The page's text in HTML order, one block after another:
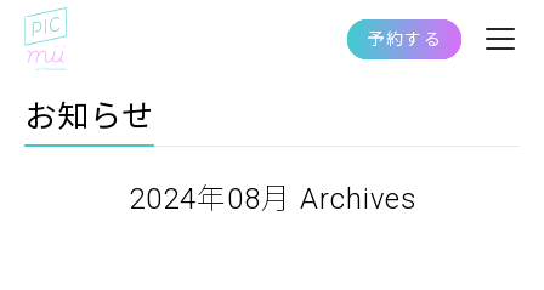
予約する
お知らせ
2024年08月 Archives